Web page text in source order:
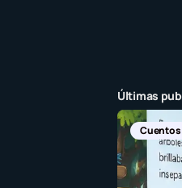
Últimas
Cuentos